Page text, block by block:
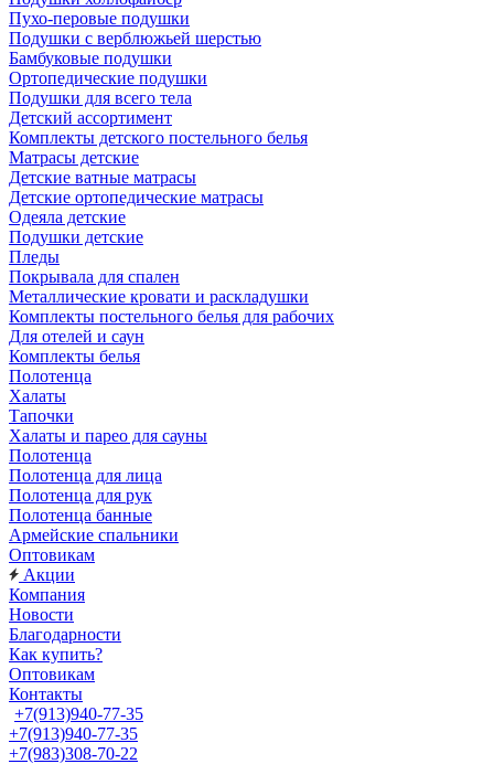
Пухо-перовые подушки
Подушки с верблюжьей шерстью
Бамбуковые подушки
Ортопедические подушки
Подушки для всего тела
Детский ассортимент
Комплекты детского постельного белья
Матрасы детские
Детские ватные матрасы
Детские ортопедические матрасы
Одеяла детские
Подушки детские
Пледы
Покрывала для спален
Металлические кровати и раскладушки
Комплекты постельного белья для рабочих
Для отелей и саун
Комплекты белья
Полотенца
Халаты
Тапочки
Халаты и парео для сауны
Полотенца
Полотенца для лица
Полотенца для рук
Полотенца банные
Армейские спальники
Оптовикам
Акции
Компания
Новости
Благодарности
Как купить?
Оптовикам
Контакты
+7(913)940-77-35
+7(913)940-77-35
+7(983)308-70-22